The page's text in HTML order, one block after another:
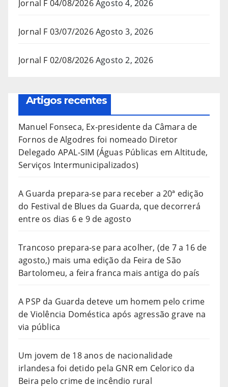
Jornal F 04/08/2026Agosto 4, 2026
Jornal F 03/07/2026Agosto 3, 2026
Jornal F 02/08/2026Agosto 2, 2026
Artigos recentes
Manuel Fonseca, Ex-presidente da Câmara de
Fornos de Algodres foi nomeado Diretor
Delegado APAL-SIM (Águas Públicas em Altitude,
Serviços Intermunicipalizados)
A Guarda prepara-se para receber a 20ª edição
do Festival de Blues da Guarda, que decorrerá
entre os dias 6 e 9 de agosto
Trancoso prepara-se para acolher, (de 7 a 16 de
agosto,) mais uma edição da Feira de São
Bartolomeu, a feira franca mais antiga do país
A PSP da Guarda deteve um homem pelo crime
de Violência Doméstica após agressão grave na
via pública
Um jovem de 18 anos de nacionalidade
irlandesa foi detido pela GNR em Celorico da
Beira pelo crime de incêndio rural